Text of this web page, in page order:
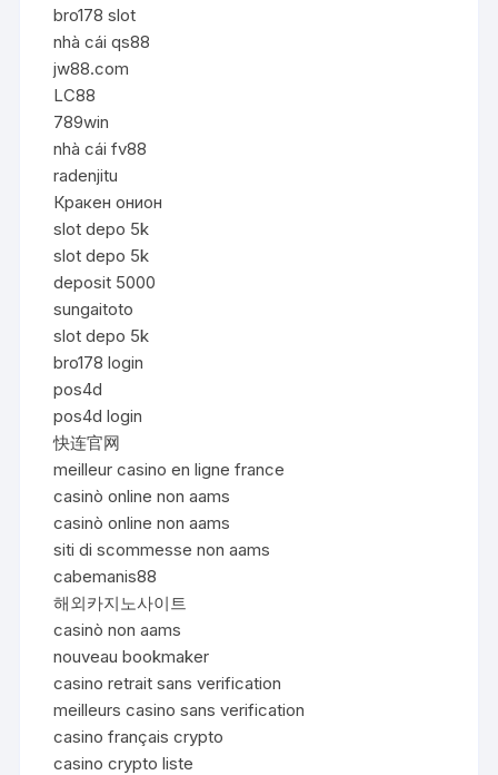
bro178 slot
nhà cái qs88
jw88.com
LC88
789win
nhà cái fv88
radenjitu
Кракен онион
slot depo 5k
slot depo 5k
deposit 5000
sungaitoto
slot depo 5k
bro178 login
pos4d
pos4d login
快连官网
meilleur casino en ligne france
casinò online non aams
casinò online non aams
siti di scommesse non aams
cabemanis88
해외카지노사이트
casinò non aams
nouveau bookmaker
casino retrait sans verification
meilleurs casino sans verification
casino français crypto
casino crypto liste